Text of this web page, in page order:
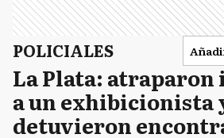
POLICIALES
La Plata:
a un exhibicionista
detuvieron